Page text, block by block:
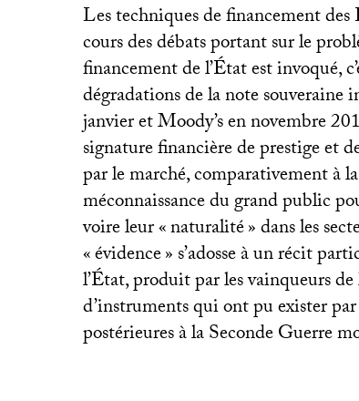
Les techniques de financement des
cours des débats portant sur le
financement de l’État est invoqué,
dégradations de la note souveraine
janvier et Moody’s en novembre
signature financière de prestige et
par le marché, comparativement à
méconnaissance du grand public
voire leur «naturalité» dans les
«évidence» s’adosse à un récit
l’État, produit par les vainqueurs
d’instruments qui ont pu exister
postérieures à la Seconde Guerre